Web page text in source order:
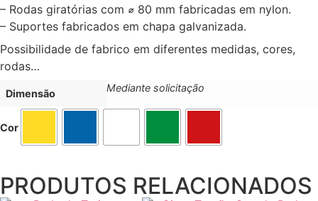
– Rodas giratórias com ⌀ 80 mm fabricadas em nylon.
– Suportes fabricados em chapa galvanizada.
Possibilidade de fabrico em diferentes medidas, cores,
rodas…
Dimensão Mediante solicitação
Cor
PRODUTOS RELACIONADOS